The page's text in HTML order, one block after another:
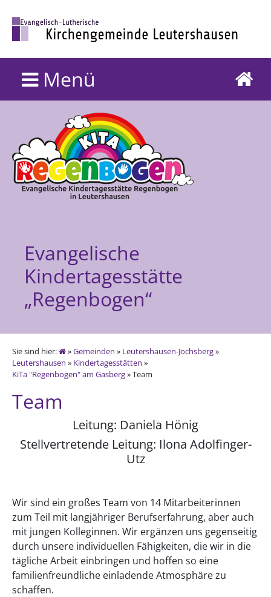
Menü
Evangelische
Kindertagesstätte
„Regenbogen“
Sie sind hier: »Gemeinden » Leutershausen-Jochsberg»
Leutershausen » Kindertagesstätten »
KiTa "Regenbogen" am Gasberg» Team
Team
Leitung: Daniela Hönig
Stellvertretende Leitung: Ilona Adolfinger-
Utz
Wir sind ein großes Team von 14 Mitarbeiterinnen
zum Teil mit langjähriger Berufserfahrung, aber auch
mit jungen Kolleginnen. Wir ergänzen uns gegenseitig
durch unsere individuellen Fähigkeiten, die wir in die
tägliche Arbeit einbringen und hoffen so eine
familienfreundliche einladende Atmosphäre zu
schaffen.